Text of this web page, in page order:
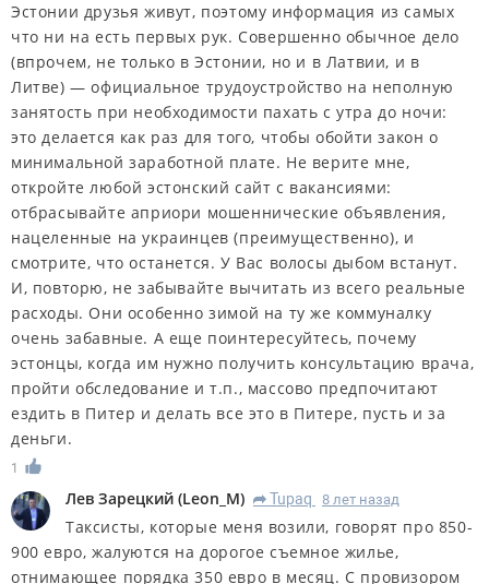
Эстонии друзья живут, поэтому информация из самых
что ни на есть первых рук. Совершенно обычное дело
(впрочем, не только в Эстонии, но и в Латвии, и в
Литве) — официальное трудоустройство на неполную
занятость при необходимости пахать с утра до ночи:
это делается как раз для того, чтобы обойти закон о
минимальной заработной плате. Не верите мне,
откройте любой эстонский сайт с вакансиями:
отбрасывайте априори мошеннические объявления,
нацеленные на украинцев (преимущественно), и
смотрите, что останется. У Вас волосы дыбом встанут.
И, повторю, не забывайте вычитать из всего реальные
расходы. Они особенно зимой на ту же коммуналку
очень забавные. А еще поинтересуйтесь, почему
эстонцы, когда им нужно получить консультацию врача,
пройти обследование и т.п., массово предпочитают
ездить в Питер и делать все это в Питере, пусть и за
деньги.
1
Лев Зарецкий (Leon_M) R Tupaq 8 лет назад
Таксисты, которые меня возили, говорят про 850-
900 евро, жалуются на дорогое съемное жилье,
отнимающее порядка 350 евро в месяц. С провизором